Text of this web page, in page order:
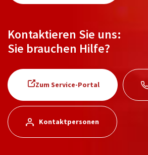
Kontaktieren Sie uns:
Sie brauchen Hilfe?
Zum Service-Portal
Kontaktpersonen